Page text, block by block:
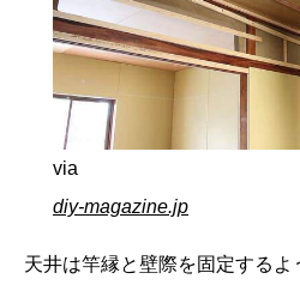
via
diy-magazine.jp
天井は竿縁と壁際を固定する